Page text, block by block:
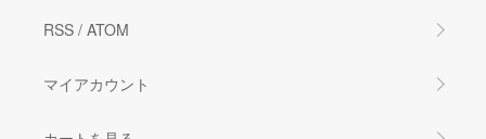
RSS / ATOM
マイアカウント